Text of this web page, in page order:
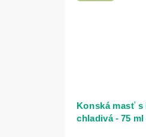
Konská masť s
chladivá - 75